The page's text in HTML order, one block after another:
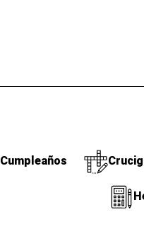
Cumpleaños